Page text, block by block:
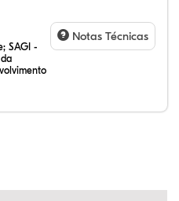
SAGI -
Notas Técnicas